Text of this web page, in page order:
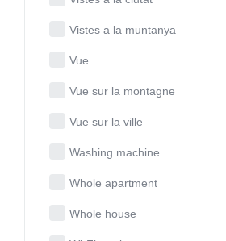
Vistes a la muntanya
Vue
Vue sur la montagne
Vue sur la ville
Washing machine
Whole apartment
Whole house